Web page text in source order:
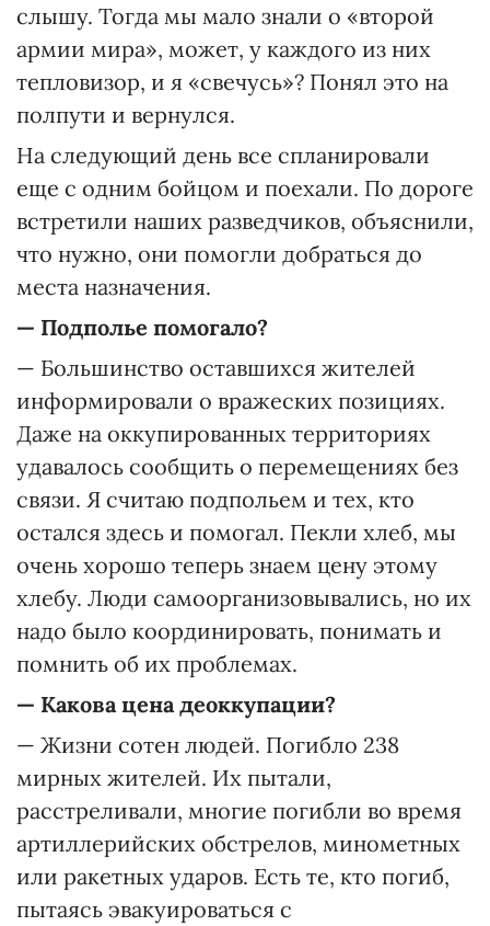
слышу. Тогда мы мало знали о «второй
армии мира», может, у каждого из них
тепловизор, и я «свечусь»? Понял это на
полпути и вернулся.
На следующий день все спланировали
еще с одним бойцом и поехали. По дороге
встретили наших разведчиков, объяснили,
что нужно, они помогли добраться до
места назначения.
— Подполье помогало?
— Большинство оставшихся жителей
информировали о вражеских позициях.
Даже на оккупированных территориях
удавалось сообщить о перемещениях без
связи. Я считаю подпольем и тех, кто
остался здесь и помогал. Пекли хлеб, мы
очень хорошо теперь знаем цену этому
хлебу. Люди самоорганизовывались, но их
надо было координировать, понимать и
помнить об их проблемах.
— Какова цена деоккупации?
— Жизни сотен людей. Погибло 238
мирных жителей. Их пытали,
расстреливали, многие погибли во время
артиллерийских обстрелов, минометных
или ракетных ударов. Есть те, кто погиб,
пытаясь эвакуироваться с